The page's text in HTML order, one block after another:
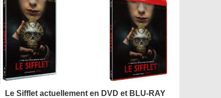
Le Sifflet actuellement en DVD et BLU-RAY